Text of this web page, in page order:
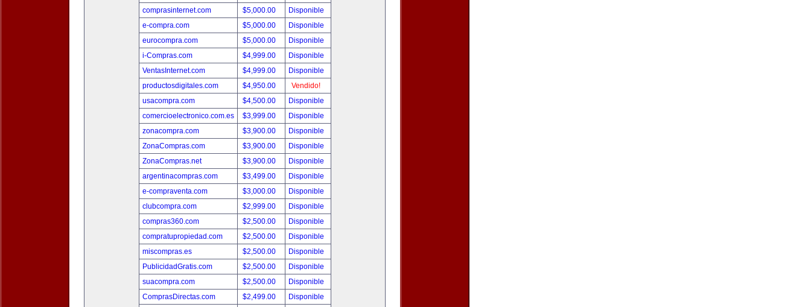
comprasinternet.com
$5,000.00
Disponible
e-compra.com
$5,000.00
Disponible
eurocompra.com
$5,000.00
Disponible
i-Compras.com
$4,999.00
Disponible
VentasInternet.com
$4,999.00
Disponible
productosdigitales.com
$4,950.00
Vendido!
usacompra.com
$4,500.00
Disponible
comercioelectronico.com.es
$3,999.00
Disponible
zonacompra.com
$3,900.00
Disponible
ZonaCompras.com
$3,900.00
Disponible
ZonaCompras.net
$3,900.00
Disponible
argentinacompras.com
$3,499.00
Disponible
e-compraventa.com
$3,000.00
Disponible
clubcompra.com
$2,999.00
Disponible
compras360.com
$2,500.00
Disponible
compratupropiedad.com
$2,500.00
Disponible
miscompras.es
$2,500.00
Disponible
PublicidadGratis.com
$2,500.00
Disponible
suacompra.com
$2,500.00
Disponible
ComprasDirectas.com
$2,499.00
Disponible